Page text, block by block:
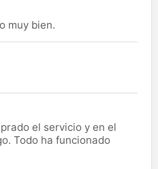
muy bien.
el servicio y en el
Todo ha funcionado